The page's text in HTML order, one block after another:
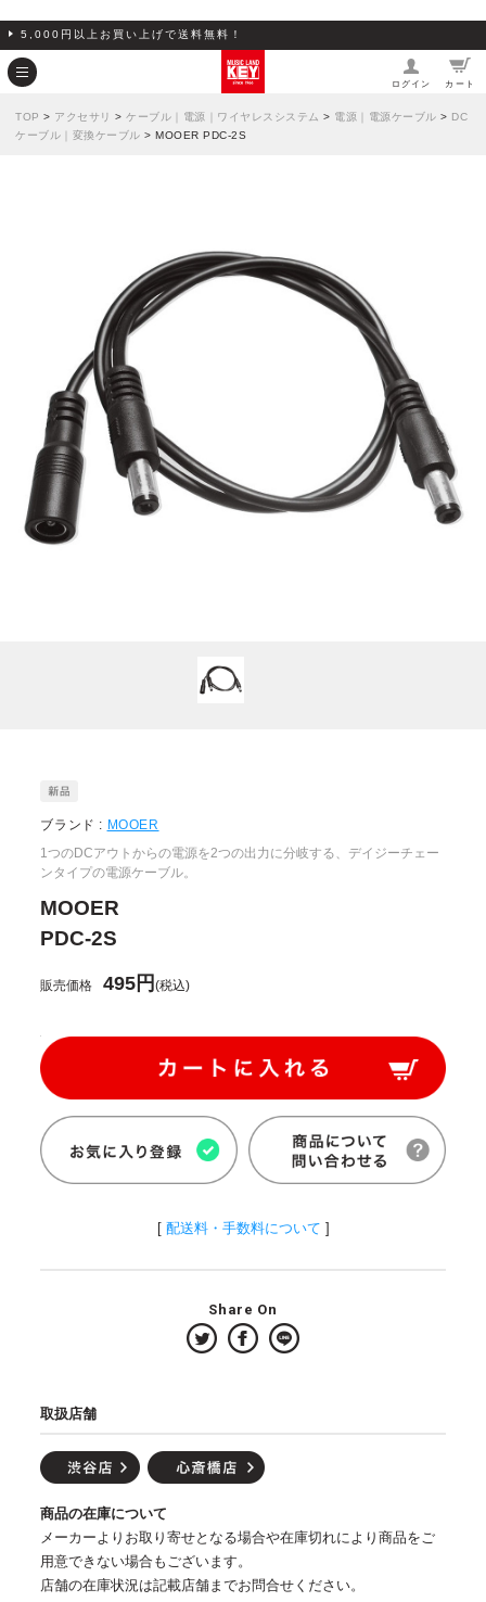
5,000円以上お買い上げで送料無料！
ログイン カート
TOP > アクセサリ > ケーブル｜電源｜ワイヤレスシステム > 電源｜電源ケーブル > DC
ケーブル｜変換ケーブル > MOOER PDC-2S
ブランド : MOOER
1つのDCアウトからの電源を2つの出力に分岐する、デイジーチェー
ンタイプの電源ケーブル。
MOOER
PDC-2S
販売価格 495円(税込)
[ 配送料・手数料について ]
Share On
取扱店舗
商品の在庫について
メーカーよりお取り寄せとなる場合や在庫切れにより商品をご
用意できない場合もございます。
店舗の在庫状況は記載店舗までお問合せください。